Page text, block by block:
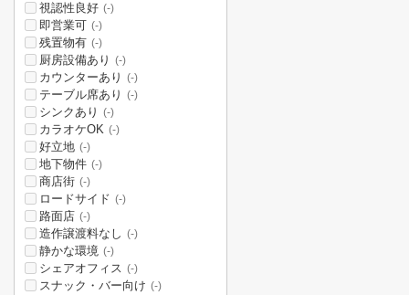
視認性良好 (-)
即営業可 (-)
残置物有 (-)
厨房設備あり (-)
カウンターあり (-)
テーブル席あり (-)
シンクあり (-)
カラオケOK (-)
好立地 (-)
地下物件 (-)
商店街 (-)
ロードサイド (-)
路面店 (-)
造作譲渡料なし (-)
静かな環境 (-)
シェアオフィス (-)
スナック・バー向け (-)